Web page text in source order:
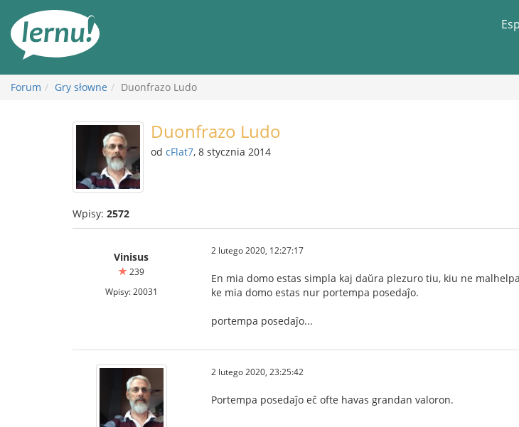
Forum Gry słowne Duonfrazo Ludo
Duonfrazo Ludo
od cFlat7, 8 stycznia 2014
Wpisy: 2572
Vinisus
239
Wpisy: 20031
2 lutego 2020, 12:27:17
En mia domo estas simpla kaj daŭra plezuro tiu, kiu ne
ke mia domo estas nur portempa posedaĵo.
portempa posedaĵo...
2 lutego 2020, 23:25:42
Portempa posedaĵo eĉ ofte havas grandan valoron.